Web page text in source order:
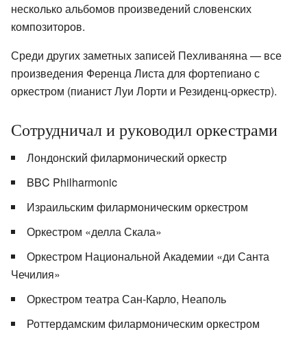
несколько альбомов произведений словенских
композиторов.
Среди других заметных записей Пехливаняна — все
произведения Ференца Листа для фортепиано с
оркестром (пианист Луи Лорти и Резиденц-оркестр).
Сотрудничал и руководил оркестрами
Лондонский филармонический оркестр
BBC Philharmonic
Израильским филармоническим оркестром
Оркестром «делла Скала»
Оркестром Национальной Академии «ди Санта
Чечилия»
Оркестром театра Сан-Карло, Неаполь
Роттердамским филармоническим оркестром